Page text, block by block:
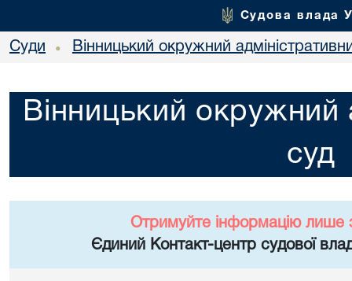
Судова влада
Суди • Вінницький окружний
Вінницький окружний
суд
Отримуйте інформацію лише
Єдиний Контакт-центр судової